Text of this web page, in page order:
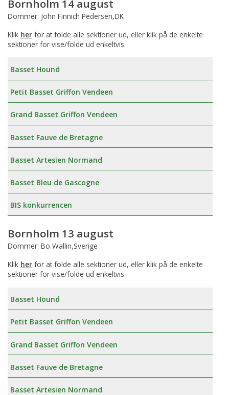
Bornholm 14 august
Dommer: John Finnich Pedersen,DK
Klik her for at folde alle sektioner ud, eller klik på de enkelte
sektioner for vise/folde ud enkeltvis.
Basset Hound
Petit Basset Griffon Vendeen
Grand Basset Griffon Vendeen
Basset Fauve de Bretagne
Basset Artesien Normand
Basset Bleu de Gascogne
BIS konkurrencen
Bornholm 13 august
Dommer: Bo Wallin,Sverige
Klik her for at folde alle sektioner ud, eller klik på de enkelte
sektioner for vise/folde ud enkeltvis.
Basset Hound
Petit Basset Griffon Vendeen
Grand Basset Griffon Vendeen
Basset Fauve de Bretagne
Basset Artesien Normand